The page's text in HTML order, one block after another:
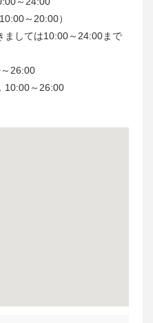
～20:00）
しては10:00～24:00まで
26:00
10:00～26:00